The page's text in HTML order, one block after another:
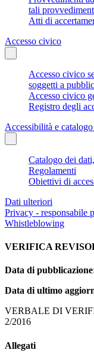
tali
Atti di
Accesso civico
Accesso civico
soggetti a
Accesso civico
Registro degli
Accessibilità e
Catalogo dei
Regolamenti
Obiettivi di
Dati ulteriori
Privacy - responsabile
Whistleblowing
VERIFICA
Data di
Data di ultimo
VERBALE DI
2/2016
Allegati